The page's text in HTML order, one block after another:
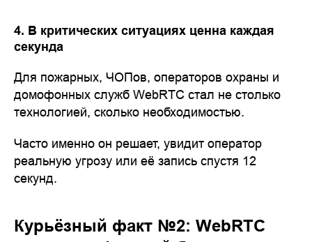
4. В критических ситуациях ценна каждая
секунда
Для пожарных, ЧОПов, операторов охраны и
домофонных служб WebRTC стал не столько
технологией, сколько необходимостью.
Часто именно он решает, увидит оператор
реальную угрозу или её запись спустя 12
секунд.
Курьёзный факт №2: WebRTC